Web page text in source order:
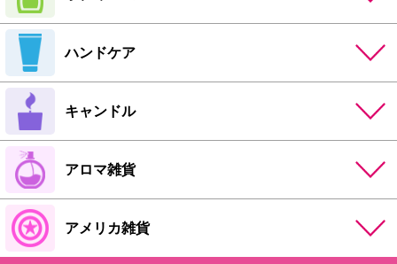
ハンドケア
キャンドル
アロマ雑貨
アメリカ雑貨